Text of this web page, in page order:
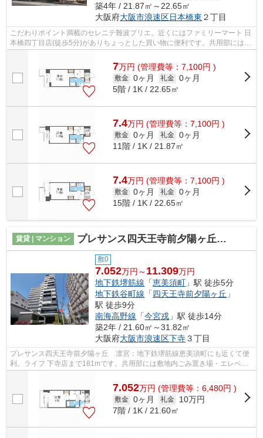
築4年 / 21.87㎡～22.65㎡
大阪府大阪市浪速区日本橋東 ２丁目
こだわりポイント満載のセレニテ難波プリエ。近くにはファミリーマート 日
本橋四丁目店(徒歩5分)がありちょっとした買い物に便利です。共用部には敷
地内ごみ置き場・エレベータなどが...
7万円 (管理費等：7,100円 )
敷金 0ヶ月 礼金 0ヶ月
5階 / 1K / 22.65㎡
7.4万円 (管理費等：7,100円 )
敷金 0ヶ月 礼金 0ヶ月
11階 / 1K / 21.87㎡
7.4万円 (管理費等：7,100円 )
敷金 0ヶ月 礼金 0ヶ月
15階 / 1K / 22.65㎡
賃貸 | マンション プレサンス四天王寺前夕陽ヶ丘 凛宮
敷0
7.052万円～ 11.309万円
地下鉄堺筋線 「恵美須町 」駅 徒歩5分
地下鉄谷町線 「四天王寺前夕陽ヶ丘 」
駅 徒歩9分
南海高野線 「今宮戎 」駅 徒歩14分
築2年 / 21.60㎡～31.82㎡
大阪府大阪市浪速区下寺３丁目
プレサンス四天王寺前夕陽ヶ丘 凛宮：地下鉄堺筋線恵美須町にも近くて便
利。ライフ 下寺店まで181mです。共用部には敷地内ごみ置き場・エレベー
7.052万円 (管理費等：6,480円 )
敷金 0ヶ月 礼金
10万円
7階 / 1K / 21.60㎡